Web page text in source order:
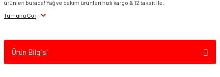
ürünleri burada! Yağ ve bakım ürünleri hızlı kargo & 12 taksit ile.
Tümünü Gör
Ürün Bilgisi